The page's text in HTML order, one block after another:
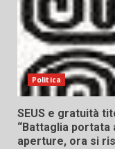
Politica
SEUS e gratuità
“Battaglia portata
aperture, ora si